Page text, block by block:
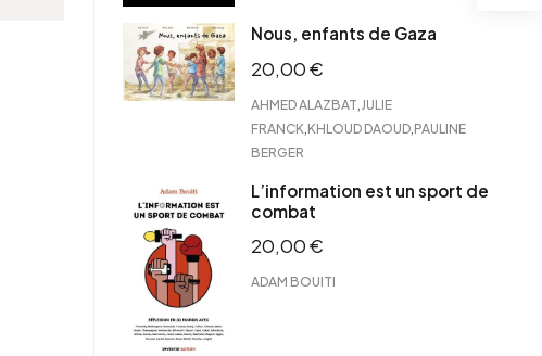
Nous, enfants de Gaza
20,00€
AHMED ALAZBAT JULIE
FRANCK KHLOUD DAOUD PAULINE
BERGER
L’information est un sport de
combat
20,00€
ADAM BOUITI